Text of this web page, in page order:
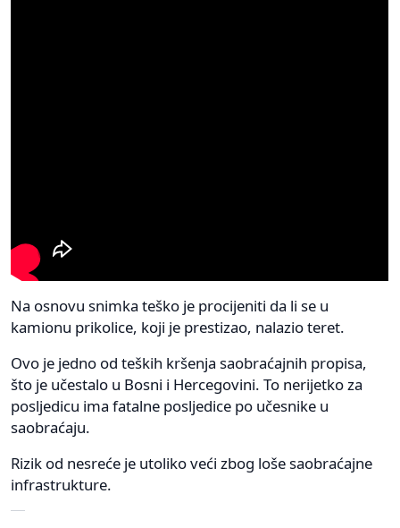
Na osnovu snimka teško je procijeniti da li se u
kamionu prikolice, koji je prestizao, nalazio teret.
Ovo je jedno od teških kršenja saobraćajnih propisa,
što je učestalo u Bosni i Hercegovini. To nerijetko za
posljedicu ima fatalne posljedice po učesnike u
saobraćaju.
Rizik od nesreće je utoliko veći zbog loše saobraćajne
infrastrukture.